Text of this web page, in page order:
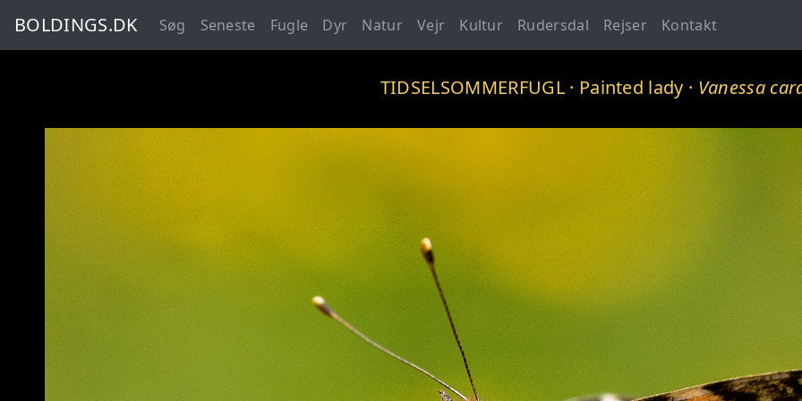
BOLDINGS.DK Søg Seneste Fugle Dyr Natur Vejr Kultur Rudersdal Rejser Kontakt
TIDSELSOMMERFUGL· Painted lady · Vanessa